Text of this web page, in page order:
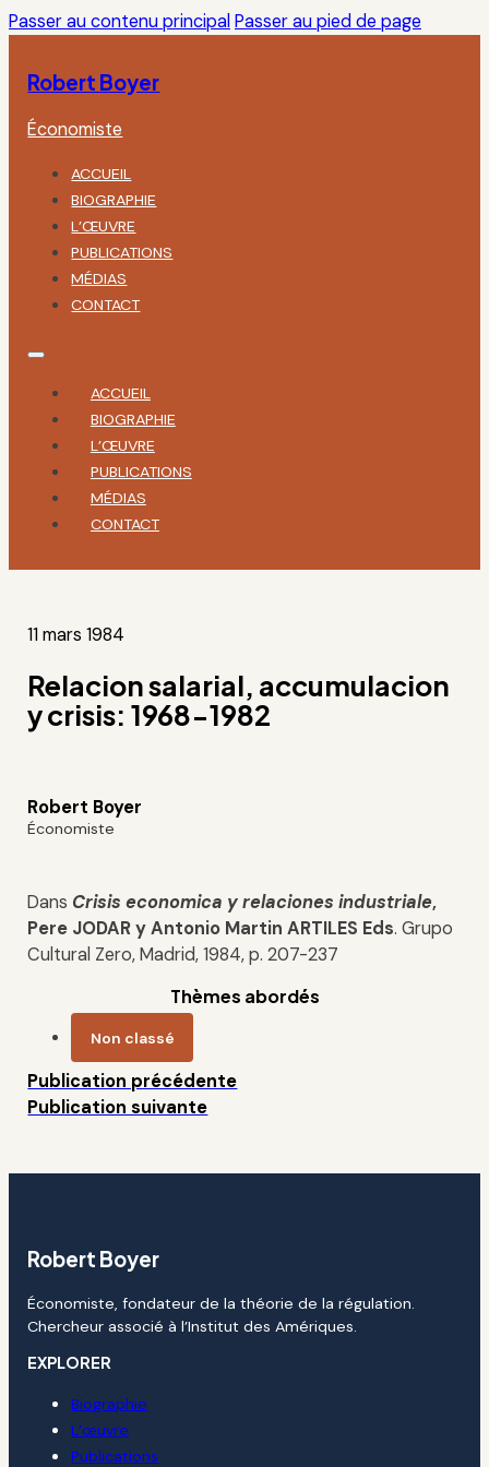
Passer au contenu principal Passer au pied de page
Robert Boyer
Économiste
ACCUEIL
BIOGRAPHIE
L’ŒUVRE
PUBLICATIONS
MÉDIAS
CONTACT
ACCUEIL
BIOGRAPHIE
L’ŒUVRE
PUBLICATIONS
MÉDIAS
CONTACT
11 mars 1984
Relacion salarial, accumulacion
y crisis: 1968-1982
Robert Boyer
Économiste
Dans Crisis economica y relaciones industriale,
Pere JODAR y Antonio Martin ARTILES Eds. Grupo
Cultural Zero, Madrid, 1984, p. 207-237
Thèmes abordés
Non classé
Publication précédente
Publication suivante
Robert Boyer
Économiste, fondateur de la théorie de la régulation.
Chercheur associé à l’Institut des Amériques.
EXPLORER
Biographie
L’œuvre
Publications